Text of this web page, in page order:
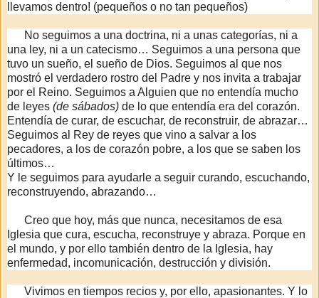
llevamos dentro! (pequeños o no tan pequeños)
No seguimos a una doctrina, ni a unas categorías, ni a
una ley, ni a un catecismo… Seguimos a una persona que
tuvo un sueño, el sueño de Dios. Seguimos al que nos
mostró el verdadero rostro del Padre y nos invita a trabajar
por el Reino. Seguimos a Alguien que no entendía mucho
de leyes (de sábados) de lo que entendía era del corazón.
Entendía de curar, de escuchar, de reconstruir, de abrazar…
Seguimos al Rey de reyes que vino a salvar a los
pecadores, a los de corazón pobre, a los que se saben los
últimos…
Y le seguimos para ayudarle a seguir curando, escuchando,
reconstruyendo, abrazando…
Creo que hoy, más que nunca, necesitamos de esa
Iglesia que cura, escucha, reconstruye y abraza. Porque en
el mundo, y por ello también dentro de la Iglesia, hay
enfermedad, incomunicación, destrucción y división.
Vivimos en tiempos recios y, por ello, apasionantes. Y lo